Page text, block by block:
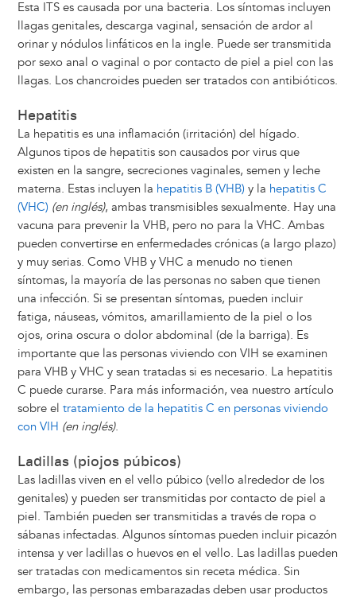
Esta ITS es causada por una bacteria. Los síntomas incluyen
llagas genitales, descarga vaginal, sensación de ardor al
orinar y nódulos linfáticos en la ingle. Puede ser transmitida
por sexo anal o vaginal o por contacto de piel a piel con las
llagas. Los chancroides pueden ser tratados con antibióticos.
Hepatitis
La hepatitis es una inflamación (irritación) del hígado.
Algunos tipos de hepatitis son causados por virus que
existen en la sangre, secreciones vaginales, semen y leche
materna. Estas incluyen la hepatitis B (VHB) y la hepatitis C
(VHC) (en inglés), ambas transmisibles sexualmente. Hay una
vacuna para prevenir la VHB, pero no para la VHC. Ambas
pueden convertirse en enfermedades crónicas (a largo plazo)
y muy serias. Como VHB y VHC a menudo no tienen
síntomas, la mayoría de las personas no saben que tienen
una infección. Si se presentan síntomas, pueden incluir
fatiga, náuseas, vómitos, amarillamiento de la piel o los
ojos, orina oscura o dolor abdominal (de la barriga). Es
importante que las personas viviendo con VIH se examinen
para VHB y VHC y sean tratadas si es necesario. La hepatitis
C puede curarse. Para más información, vea nuestro artículo
sobre el tratamiento de la hepatitis C en personas viviendo
con VIH (en inglés).
Ladillas (piojos púbicos)
Las ladillas viven en el vello púbico (vello alrededor de los
genitales) y pueden ser transmitidas por contacto de piel a
piel. También pueden ser transmitidas a través de ropa o
sábanas infectadas. Algunos síntomas pueden incluir picazón
intensa y ver ladillas o huevos en el vello. Las ladillas pueden
ser tratadas con medicamentos sin receta médica. Sin
embargo, las personas embarazadas deben usar productos